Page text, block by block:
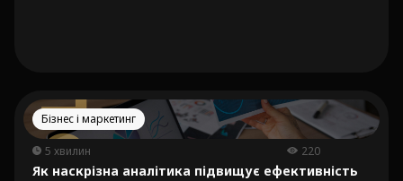
Бізнес і маркетинг
5 хвилин 220
Як наскрізна аналітика підвищує ефективність